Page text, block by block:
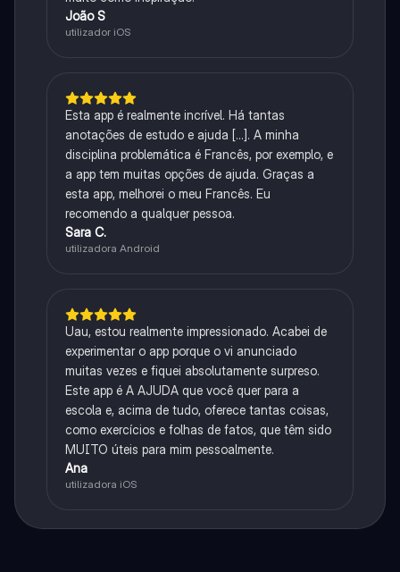
João S
utilizador iOS
Esta app é realmente incrível. Há tantas
anotações de estudo e ajuda [...]. A minha
disciplina problemática é Francês, por exemplo, e
a app tem muitas opções de ajuda. Graças a
esta app, melhorei o meu Francês. Eu
recomendo a qualquer pessoa.
Sara C.
utilizadora Android
Uau, estou realmente impressionado. Acabei de
experimentar o app porque o vi anunciado
muitas vezes e fiquei absolutamente surpreso.
Este app é A AJUDA que você quer para a
escola e, acima de tudo, oferece tantas coisas,
como exercícios e folhas de fatos, que têm sido
MUITO úteis para mim pessoalmente.
Ana
utilizadora iOS